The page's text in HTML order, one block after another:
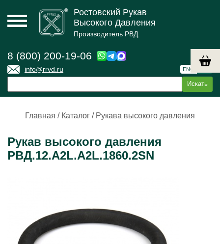
Ростовский Рукав
Высокого Давления
Производитель РВД
8 (800) 200-19-06
info@rrvd.ru ENG
Главная / Каталог / Рукава высокого давления
Рукав высокого давления
РВД.12.А2L.А2L.1860.2SN